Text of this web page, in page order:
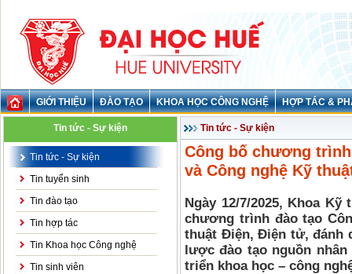
GIỚI THIỆU ĐÀO TẠO KHOA HỌC CÔNG NGHỆ HỢP TÁC &
Tin tức - Sự kiện
Tin tức - Sự kiện
Tin tuyển sinh
Tin đào tạo
Tin hợp tác
Tin Khoa học Công nghệ
Tin sinh viên
Tin tức - Sự kiện
Công bố chương
và Công nghệ Kỹ
Ngày 12/7/2025, Khoa
chương trình đào tạo
thuật Điện, Điện tử, đánh
lược đào tạo nguồn
triển khoa học – công